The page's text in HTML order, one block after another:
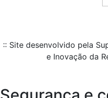
:: Site desenvolvido pela
e Inovação da